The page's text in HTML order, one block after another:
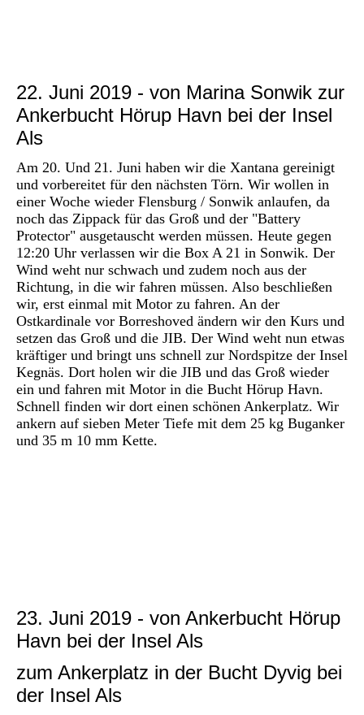
22. Juni 2019 - von Marina Sonwik zur
Ankerbucht Hörup Havn bei der Insel
Als
Am 20. Und 21. Juni haben wir die Xantana gereinigt
und vorbereitet für den nächsten Törn. Wir wollen in
einer Woche wieder Flensburg / Sonwik anlaufen, da
noch das Zippack für das Groß und der "Battery
Protector" ausgetauscht werden müssen. Heute gegen
12:20 Uhr verlassen wir die Box A 21 in Sonwik. Der
Wind weht nur schwach und zudem noch aus der
Richtung, in die wir fahren müssen. Also beschließen
wir, erst einmal mit Motor zu fahren. An der
Ostkardinale vor Borreshoved ändern wir den Kurs und
setzen das Groß und die JIB. Der Wind weht nun etwas
kräftiger und bringt uns schnell zur Nordspitze der Insel
Kegnäs. Dort holen wir die JIB und das Groß wieder
ein und fahren mit Motor in die Bucht Hörup Havn.
Schnell finden wir dort einen schönen Ankerplatz. Wir
ankern auf sieben Meter Tiefe mit dem 25 kg Buganker
und 35 m 10 mm Kette.
23. Juni 2019 - von Ankerbucht Hörup
Havn bei der Insel Als
zum Ankerplatz in der Bucht Dyvig bei
der Insel Als